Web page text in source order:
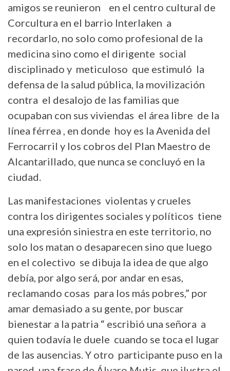
amigos se reunieron en el centro cultural de
Corcultura en el barrio Interlaken a
recordarlo, no solo como profesional de la
medicina sino como el dirigente social
disciplinado y meticuloso que estimuló la
defensa de la salud pública, la movilización
contra el desalojo de las familias que
ocupaban con sus viviendas el área libre de la
línea férrea , en donde hoy es la Avenida del
Ferrocarril y los cobros del Plan Maestro de
Alcantarillado, que nunca se concluyó en la
ciudad.
Las manifestaciones violentas y crueles
contra los dirigentes sociales y políticos tiene
una expresión siniestra en este territorio, no
solo los matan o desaparecen sino que luego
en el colectivo se dibuja la idea de que algo
debía, por algo será, por andar en esas,
reclamando cosas para los más pobres,” por
amar demasiado a su gente, por buscar
bienestar a la patria “ escribió una señora a
quien todavía le duele cuando se toca el lugar
de las ausencias. Y otro participante puso en la